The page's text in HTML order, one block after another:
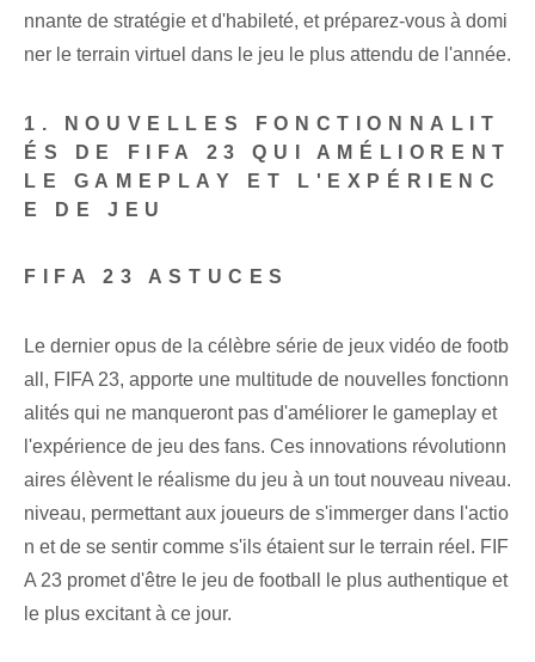
nnante de stratégie et d'habileté, et préparez-vous à domi
ner le terrain virtuel dans le jeu le plus attendu de l'année.
1. NOUVELLES FONCTIONNALIT
ÉS DE FIFA 23 QUI AMÉLIORENT
LE GAMEPLAY ET L'EXPÉRIENC
E DE JEU
FIFA 23 ASTUCES
Le dernier opus de la célèbre série de jeux vidéo de footb
all, FIFA 23, apporte une multitude de nouvelles fonctionn
alités qui ne manqueront pas d'améliorer le gameplay et
l'expérience de jeu des ⁤fans.⁢ Ces innovations révolutionn
aires élèvent le réalisme du jeu à un tout nouveau niveau.
niveau, permettant aux joueurs de s'immerger dans l'actio
n et de se sentir comme s'ils étaient sur le terrain réel. FIF
A 23 promet d'être le jeu de football le plus authentique et
le plus excitant à ce jour.